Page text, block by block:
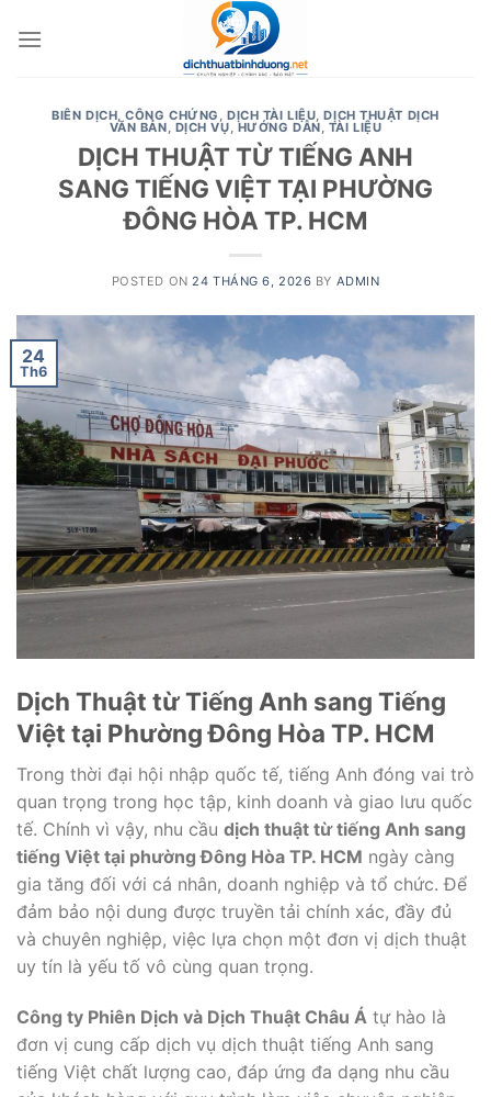
BIÊN DỊCH,CÔNG CHỨNG ,DỊCH TÀI LIỆU,DỊCH THUẬT DỊCH
VĂN BẢN, DỊCH VỤ, HƯỚNG DẪN, TÀI LIỆU
DỊCH THUẬT TỪ TIẾNG ANH
SANG TIẾNG VIỆT TẠI PHƯỜNG
ĐÔNG HÒA TP. HCM
POSTED ON 24 THÁNG 6, 2026 BY ADMIN
24
Th6
Dịch Thuật từ Tiếng Anh sang Tiếng
Việt tại Phường Đông Hòa TP. HCM
Trong thời đại hội nhập quốc tế, tiếng Anh đóng vai trò
quan trọng trong học tập, kinh doanh và giao lưu quốc
tế. Chính vì vậy, nhu cầu dịch thuật từ tiếng Anh sang
tiếng Việt tại phường Đông Hòa TP. HCM ngày càng
gia tăng đối với cá nhân, doanh nghiệp và tổ chức. Để
đảm bảo nội dung được truyền tải chính xác, đầy đủ
và chuyên nghiệp, việc lựa chọn một đơn vị dịch thuật
uy tín là yếu tố vô cùng quan trọng.
Công ty Phiên Dịch và Dịch Thuật Châu Á tự hào là
đơn vị cung cấp dịch vụ dịch thuật tiếng Anh sang
tiếng Việt chất lượng cao, đáp ứng đa dạng nhu cầu